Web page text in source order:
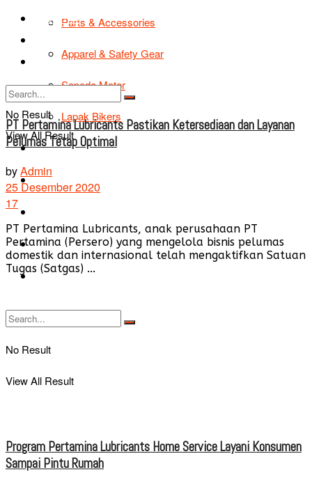
Parts & Accessories
Apparel & Safety Gear
Sepeda Motor
Lapak Bikers
Agenda
Road Safety
Bikers Cars
Tentang Kami
No Result
View All Result
TIPS & TRIK
Tentang Kami
No Result
View All Result
PT Pertamina Lubricants Pastikan Ketersediaan dan Layanan
Pelumas Tetap Optimal
byAdmin
25 Desember 2020
17
PT Pertamina Lubricants, anak perusahaan PT
Pertamina (Persero) yang mengelola bisnis pelumas
domestik dan internasional telah mengaktifkan Satuan
Tugas (Satgas) ...
Program Pertamina Lubricants Home Service Layani Konsumen
Sampai Pintu Rumah